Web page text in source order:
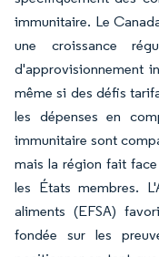
immunitaire. Le
une croissance
d'approvisionnement
même si des défis
les dépenses en
immunitaire sont
mais la région fait
les États membres.
aliments (EFSA)
fondée sur les